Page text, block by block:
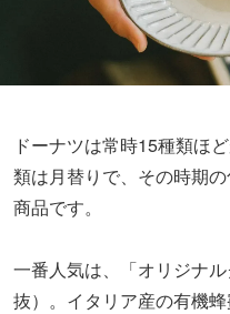
ドーナツは常時15種類ほ
類は月替りで、その時期
商品です。
一番人気は、「オリジナ
抜）。イタリア産の有機